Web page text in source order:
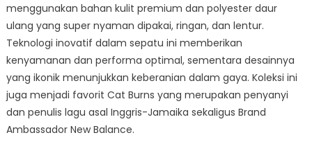
menggunakan bahan kulit premium dan polyester daur
ulang yang super nyaman dipakai, ringan, dan lentur.
Teknologi inovatif dalam sepatu ini memberikan
kenyamanan dan performa optimal, sementara desainnya
yang ikonik menunjukkan keberanian dalam gaya. Koleksi ini
juga menjadi favorit Cat Burns yang merupakan penyanyi
dan penulis lagu asal Inggris-Jamaika sekaligus Brand
Ambassador New Balance.